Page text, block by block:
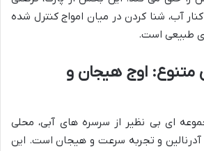
آب، شنا کردن در میان امواج کنترل شده
طبیعی است.
اوج هیجان و
ای بی نظیر از سرسره های آبی، محلی
و تجربه سرعت و هیجان است. این